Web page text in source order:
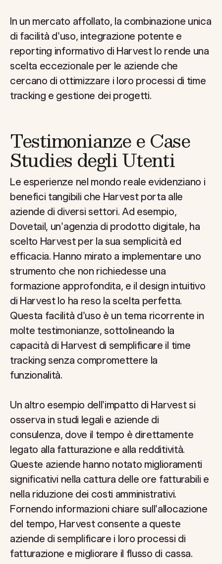
In un mercato affollato, la combinazione unica
di facilità d'uso, integrazione potente e
reporting informativo di Harvest lo rende una
scelta eccezionale per le aziende che
cercano di ottimizzare i loro processi di time
tracking e gestione dei progetti.
Testimonianze e Case
Studies degli Utenti
Le esperienze nel mondo reale evidenziano i
benefici tangibili che Harvest porta alle
aziende di diversi settori. Ad esempio,
Dovetail, un'agenzia di prodotto digitale, ha
scelto Harvest per la sua semplicità ed
efficacia. Hanno mirato a implementare uno
strumento che non richiedesse una
formazione approfondita, e il design intuitivo
di Harvest lo ha reso la scelta perfetta.
Questa facilità d'uso è un tema ricorrente in
molte testimonianze, sottolineando la
capacità di Harvest di semplificare il time
tracking senza compromettere la
funzionalità.
Un altro esempio dell'impatto di Harvest si
osserva in studi legali e aziende di
consulenza, dove il tempo è direttamente
legato alla fatturazione e alla redditività.
Queste aziende hanno notato miglioramenti
significativi nella cattura delle ore fatturabili e
nella riduzione dei costi amministrativi.
Fornendo informazioni chiare sull'allocazione
del tempo, Harvest consente a queste
aziende di semplificare i loro processi di
fatturazione e migliorare il flusso di cassa.